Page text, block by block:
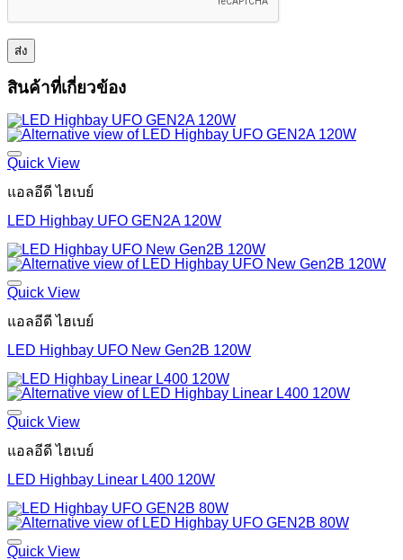
สินค้าที่เกี่ยวข้อง
Quick View
แอลอีดี ไฮเบย์
LED Highbay UFO GEN2A 120W
Quick View
แอลอีดี ไฮเบย์
LED Highbay UFO New Gen2B 120W
Quick View
แอลอีดี ไฮเบย์
LED Highbay Linear L400 120W
Quick View